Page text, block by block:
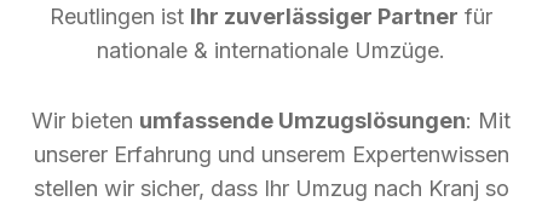
Reutlingen ist Ihr zuverlässiger Partner für
nationale & internationale Umzüge.
Wir bieten umfassende Umzugslösungen: Mit
unserer Erfahrung und unserem Expertenwissen
stellen wir sicher, dass Ihr Umzug nach Kranj so